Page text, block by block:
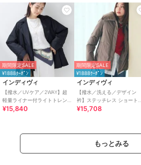
期間限定SALE
¥1888ｸｰﾎﾟﾝ
インディヴィ
【撥水／UVケア／2WAY】超
軽量ライナー付ライトトレン
チコート
¥15,840
期間限定SALE
¥1888ｸｰﾎﾟﾝ
インディヴィ
【撥水／洗える／デザイン
衿】ステッチレス ショートダ
ウンコート
¥15,708
もっとみる